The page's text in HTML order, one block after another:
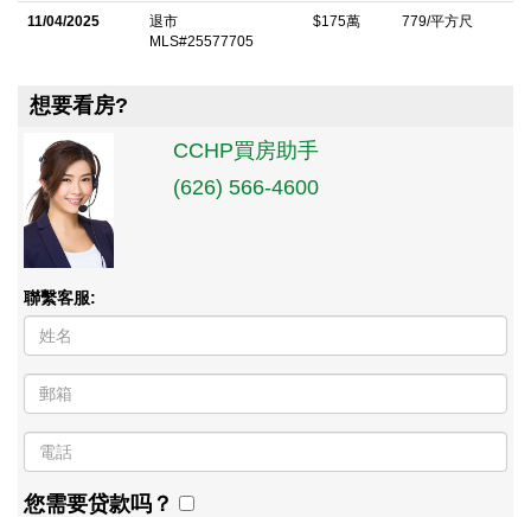
11/04/2025
退市
MLS#25577705
$175萬 779/平方尺
想要看房?
CCHP買房助手
(626) 566-4600
聯繫客服:
您需要贷款吗？